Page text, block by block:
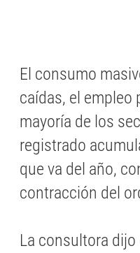
El consumo
caídas, el empleo
mayoría de los
registrado
que va del año,
contracción del
La consultora